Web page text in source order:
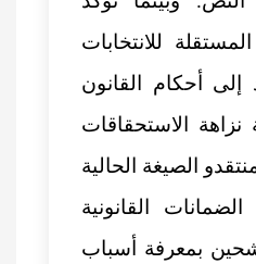
للانتخابات
إلى أحكام القانون
الاستحقاقات
الصيغة الحالية
القانونية
بمعرفة أسباب